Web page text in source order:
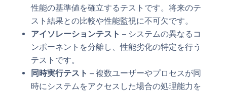
性能の基準値を確立するテストです。将来のテ
スト結果との比較や性能監視に不可欠です。
アイソレーションテスト – システムの異なるコ
ンポーネントを分離し、性能劣化の特定を行う
テストです。
同時実行テスト – 複数ユーザーやプロセスが同
時にシステムをアクセスした場合の処理能力を